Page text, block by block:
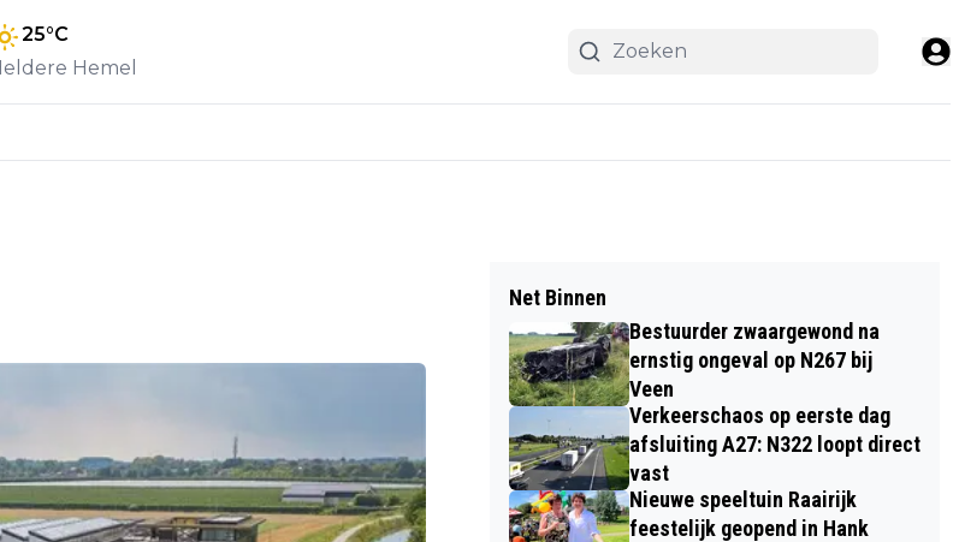
25°C
Hemel
Net Binnen
Bestuurder zwaargewond na
ernstig ongeval op N267 bij
Veen
Verkeerschaos op eerste dag
afsluiting A27: N322 loopt direct
vast
Nieuwe speeltuin Raairijk
feestelijk geopend in Hank